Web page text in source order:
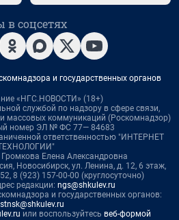
соцсетях
и государственных органов
«НГС.НОВОСТИ» (18+)
службой по надзору в сфере связи,
массовых коммуникаций (Роскомнадзор)
номер ЭЛ № ФС 77— 84683
ответственностью "ИНТЕРНЕТ
Елена Александровна
Новосибирск, ул. Ленина, д. 12, 6 этаж,
8 (923) 157-00-00 (круглосуточно)
редакции: ngs@shkulev.ru
и государственных органов:
или воспользуйтесь веб-формой